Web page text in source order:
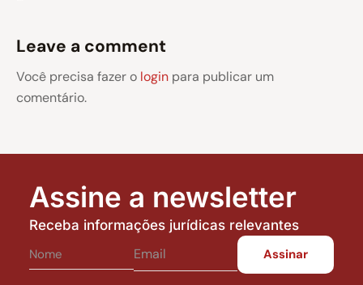
Leave a comment
Você precisa fazer o login para publicar um
comentário.
Assine a newsletter
Receba informações jurídicas relevantes